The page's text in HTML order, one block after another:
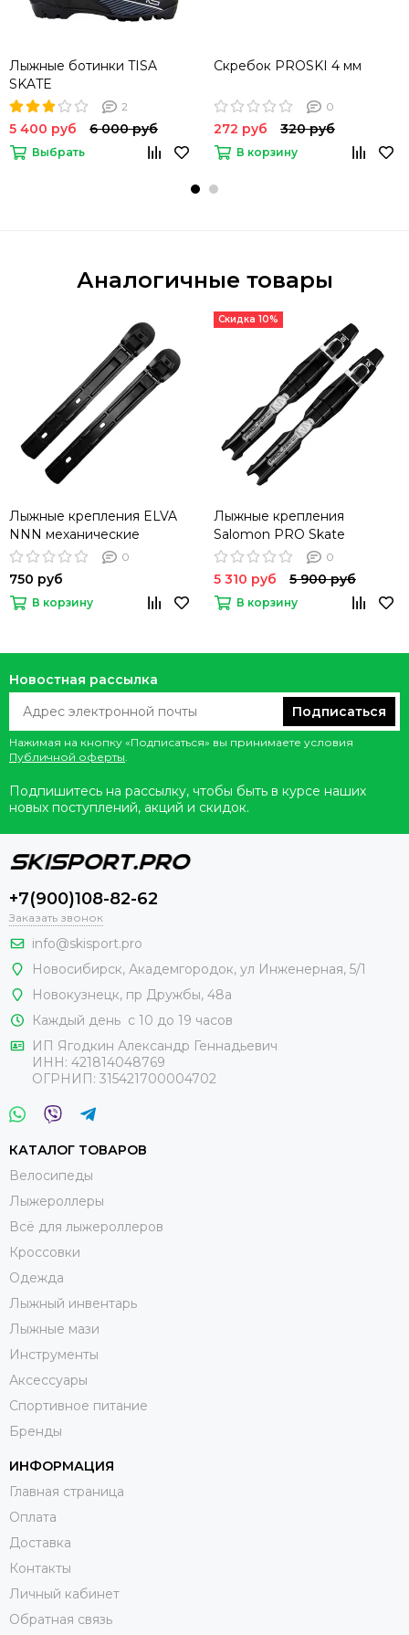
Лыжные ботинки TISA
SKATE
2
5 400 руб 6 000 руб
Выбрать
Скребок PROSKI 4 мм
0
272 руб 320 руб
В корзину
Аналогичные товары
Лыжные крепления ELVA
NNN механические
0
750 руб
В корзину
Скидка 10%
Лыжные крепления
Salomon PRO Skate
PROLINK
0
5 310 руб 5 900 руб
В корзину
Новостная рассылка
Подписаться
Нажимая на кнопку «Подписаться» вы принимаете условия
Публичной оферты.
Подпишитесь на рассылку, чтобы быть в курсе наших
новых поступлений, акций и скидок.
+7(900)108-82-62
Заказать звонок
info@skisport.pro
Новосибирск, Академгородок, ул Инженерная, 5/1
Новокузнецк, пр Дружбы, 48а
Каждый день с 10 до 19 часов
ИП Ягодкин Александр Геннадьевич
ИНН: 421814048769
ОГРНИП: 315421700004702
КАТАЛОГ ТОВАРОВ
Велосипеды
Лыжероллеры
Всё для лыжероллеров
Кроссовки
Одежда
Лыжный инвентарь
Лыжные мази
Инструменты
Аксессуары
Спортивное питание
Бренды
ИНФОРМАЦИЯ
Главная страница
Оплата
Доставка
Контакты
Личный кабинет
Обратная связь